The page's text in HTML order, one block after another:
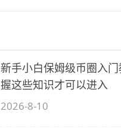
新手小白保姆级币圈入
握这些知识才可以进入
2026-8-10